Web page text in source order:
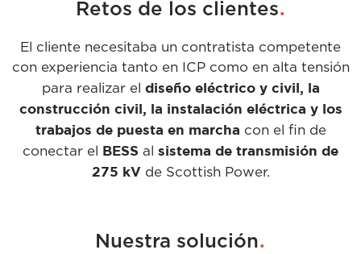
Retos de los clientes.
El cliente necesitaba un contratista competente
con experiencia tanto en ICP como en alta tensión
para realizar el diseño eléctrico y civil, la
construcción civil, la instalación eléctrica y los
trabajos de puesta en marcha con el fin de
conectar el BESS al sistema de transmisión de
275 kVde Scottish Power.
Nuestra solución.